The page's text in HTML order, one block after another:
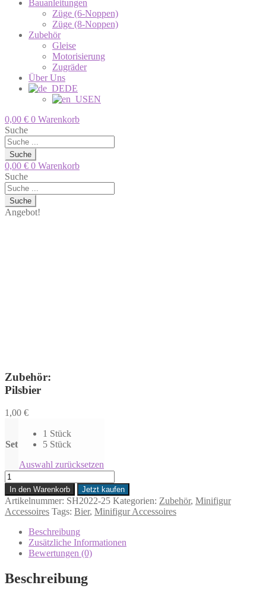
Bauanleitungen
Züge (6-Noppen)
Züge (8-Noppen)
Zubehör
Gleise
Motorisierung
Zugräder
Über Uns
DE
EN
0,00 € 0 Warenkorb
Suche
Suche
0,00 € 0 Warenkorb
Suche
Suche
Angebot!
Zubehör:
Pilsbier
1,00 €
Set
1 Stück
5 Stück
Auswahl zurücksetzen
Pilsbier
Menge
In den Warenkorb Jetzt kaufen
Artikelnummer: SH2022-25 Kategorien: Zubehör, Minifigur
Accessoires Tags: Bier, Minifigur Accessoires
Beschreibung
Zusätzliche Informationen
Bewertungen (0)
Beschreibung